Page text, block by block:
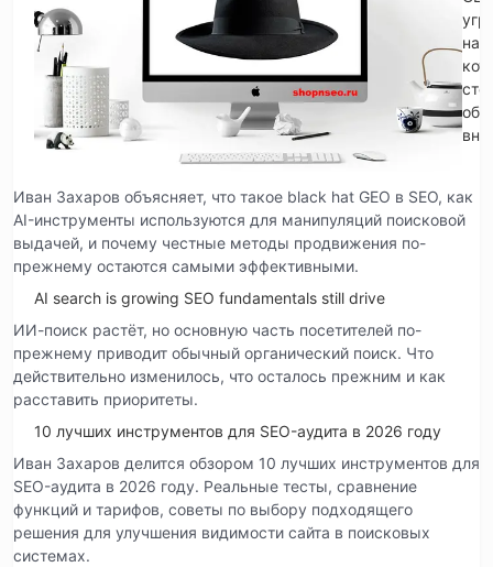
на
Иван Захаров объясняет, что такое black hat GEO в SEO, как
AI-инструменты используются для манипуляций поисковой
выдачей, и почему честные методы продвижения по-
прежнему остаются самыми эффективными.
AI search is growing SEO fundamentals still drive
ИИ-поиск растёт, но основную часть посетителей по-
прежнему приводит обычный органический поиск. Что
действительно изменилось, что осталось прежним и как
расставить приоритеты.
10 лучших инструментов для SEO-аудита в 2026 году
Иван Захаров делится обзором 10 лучших инструментов для
SEO-аудита в 2026 году. Реальные тесты, сравнение
функций и тарифов, советы по выбору подходящего
решения для улучшения видимости сайта в поисковых
системах.